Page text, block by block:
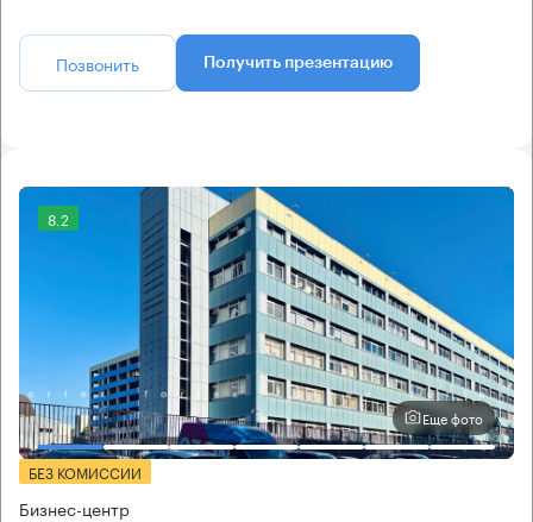
Позвонить Получить презентацию
8.2
Еще фото
БЕЗ КОМИССИИ
Бизнес-центр